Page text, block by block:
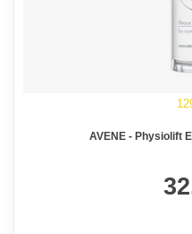
AVENE - Physiolift